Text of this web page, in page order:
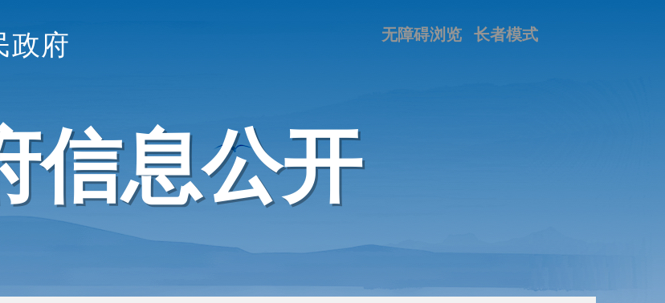
长者模式
无障碍浏览
政府
信息公开